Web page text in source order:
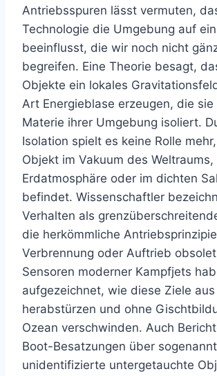
Antriebsspuren lässt vermuten,
Technologie die Umgebung auf
beeinflusst, die wir noch nicht
begreifen. Eine Theorie besagt,
Objekte ein lokales
Art Energieblase erzeugen, die
Materie ihrer Umgebung isoliert.
Isolation spielt es keine Rolle
Objekt im Vakuum des
Erdatmosphäre oder im dichten
befindet. Wissenschaftler
Verhalten als
die herkömmliche
Verbrennung oder Auftrieb
Sensoren moderner Kampfjets
aufgezeichnet, wie diese Ziele
herabstürzen und ohne
Ozean verschwinden. Auch
Boot-Besatzungen über
unidentifizierte untergetauchte